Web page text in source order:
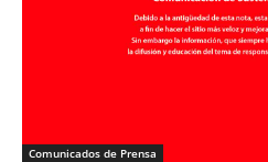
Comunicados de Prensa